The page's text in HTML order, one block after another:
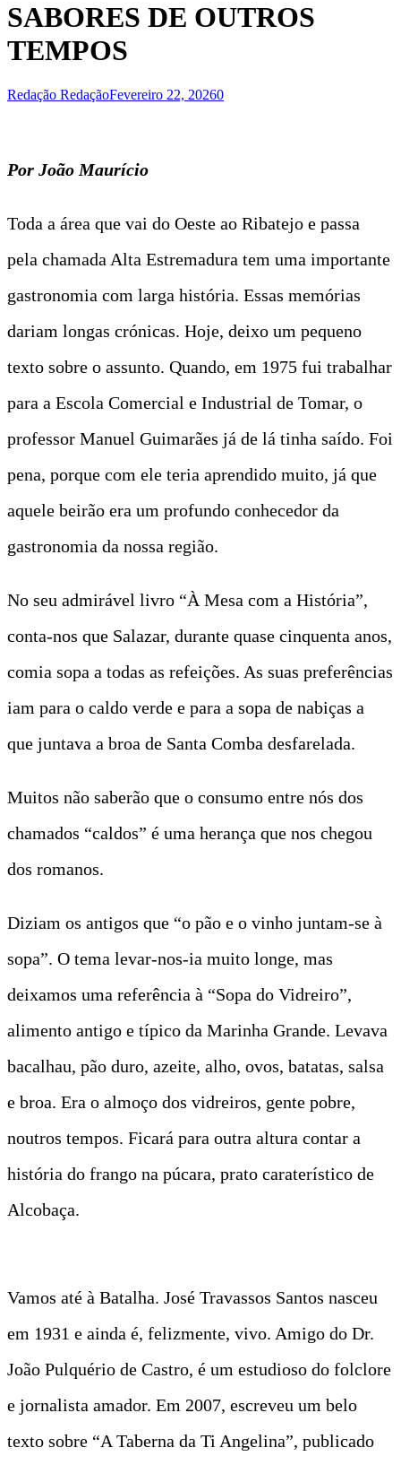
SABORES DE OUTROS
TEMPOS
Redação RedaçãoFevereiro 22, 20260
Por João Maurício
Toda a área que vai do Oeste ao Ribatejo e passa
pela chamada Alta Estremadura tem uma importante
gastronomia com larga história. Essas memórias
dariam longas crónicas. Hoje, deixo um pequeno
texto sobre o assunto. Quando, em 1975 fui trabalhar
para a Escola Comercial e Industrial de Tomar, o
professor Manuel Guimarães já de lá tinha saído. Foi
pena, porque com ele teria aprendido muito, já que
aquele beirão era um profundo conhecedor da
gastronomia da nossa região.
No seu admirável livro “À Mesa com a História”,
conta-nos que Salazar, durante quase cinquenta anos,
comia sopa a todas as refeições. As suas preferências
iam para o caldo verde e para a sopa de nabiças a
que juntava a broa de Santa Comba desfarelada.
Muitos não saberão que o consumo entre nós dos
chamados “caldos” é uma herança que nos chegou
dos romanos.
Diziam os antigos que “o pão e o vinho juntam-se à
sopa”. O tema levar-nos-ia muito longe, mas
deixamos uma referência à “Sopa do Vidreiro”,
alimento antigo e típico da Marinha Grande. Levava
bacalhau, pão duro, azeite, alho, ovos, batatas, salsa
e broa. Era o almoço dos vidreiros, gente pobre,
noutros tempos. Ficará para outra altura contar a
história do frango na púcara, prato caraterístico de
Alcobaça.
Vamos até à Batalha. José Travassos Santos nasceu
em 1931 e ainda é, felizmente, vivo. Amigo do Dr.
João Pulquério de Castro, é um estudioso do folclore
e jornalista amador. Em 2007, escreveu um belo
texto sobre “A Taberna da Ti Angelina”, publicado